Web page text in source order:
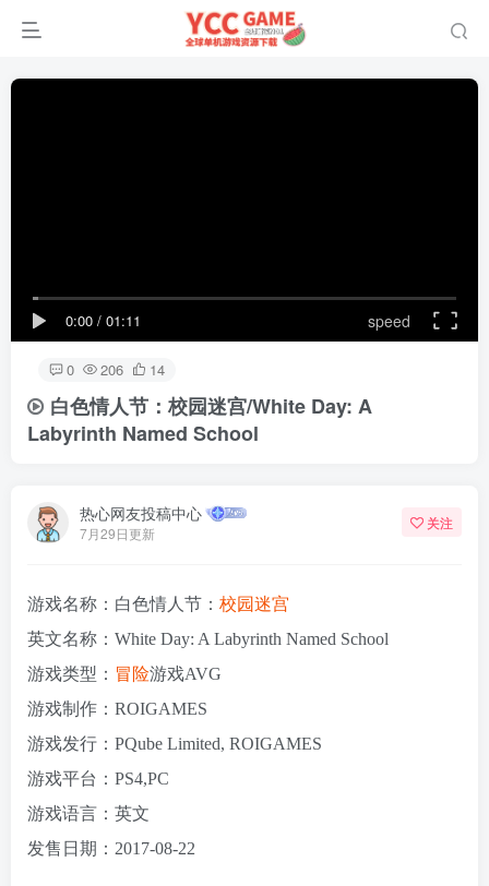
0:00 / 01:11 speed
0 206 14
白色情人节：校园迷宫/White Day: A
Labyrinth Named School
热心网友投稿中心
7月29日更新
关注
游戏名称：白色情人节： 校园迷宫
英文名称：White Day: A Labyrinth Named School
游戏类型： 冒险游戏AVG
游戏制作：ROIGAMES
游戏发行：PQube Limited, ROIGAMES
游戏平台：PS4,PC
游戏语言：英文
发售日期：2017-08-22